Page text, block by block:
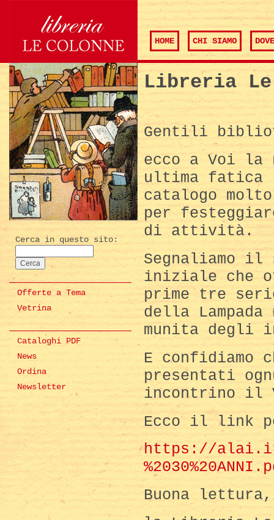
HOME CHI SIAMO
Cerca in questo sito:
Offerte a Tema
Vetrina
Cataloghi PDF
News
Ordina
Newsletter
Libreria Le
Gentili
ecco a Voi la
ultima fatica
catalogo
per
di attività.
Segnaliamo il
iniziale che
prime tre
della
munita degli
E
presentati
incontrino il
Ecco il link
https://alai.it/
Buona lettura,